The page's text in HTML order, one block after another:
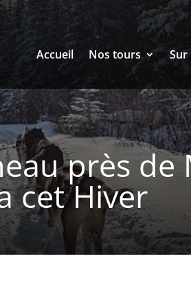
Accueil Nos tours Sur
près de
cet Hiver